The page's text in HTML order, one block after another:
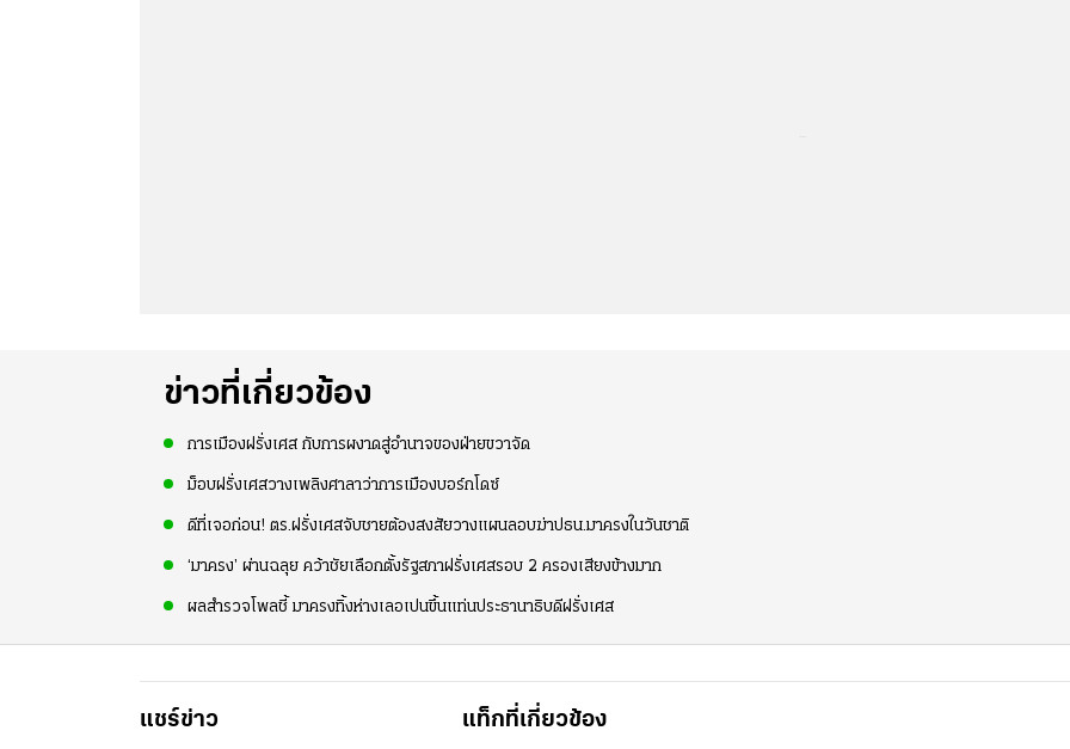
ข่าวที่เกี่ยวข้อง
การเมืองฝรั่งเศส กับการผงาดสู่อำนาจของฝ่ายขวาจัด
ม็อบฝรั่งเศสวางเพลิงศาลาว่าการเมืองบอร์กโดซ์
ดีที่เจอก่อน! ตร.ฝรั่งเศสจับชายต้องสงสัยวางแผนลอบฆ่าปธน.มาครงในวันชาติ
‘มาครง’ ผ่านฉลุย คว้าชัยเลือกตั้งรัฐสภาฝรั่งเศสรอบ 2 ครองเสียงข้างมาก
ผลสำรวจโพลชี้ มาครงทิ้งห่างเลอเปนขึ้นแท่นประธานาธิบดีฝรั่งเศส
แชร์ข่าว แท็กที่เกี่ยวข้อง